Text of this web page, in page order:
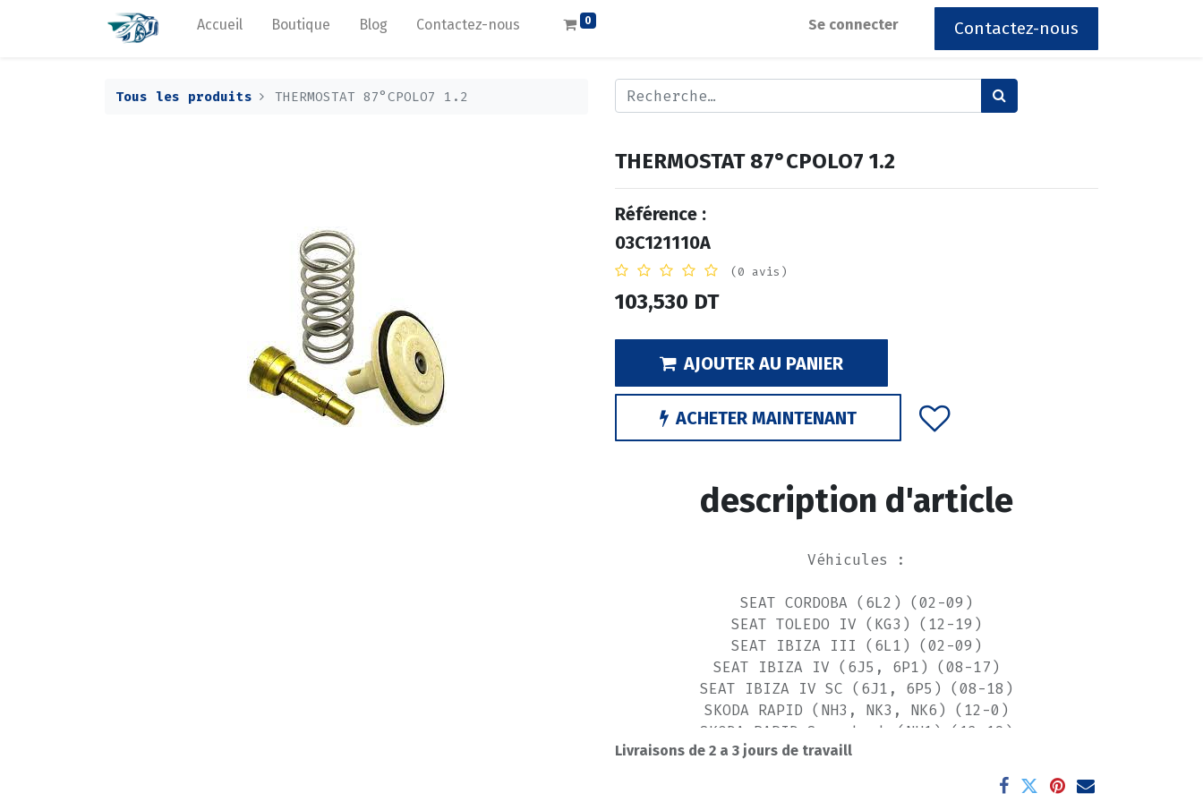
Accueil Boutique Blog Contactez-nous 0 Se connecter Contactez-nous
Tous les produits THERMOSTAT 87°CPOLO7 1.2
THERMOSTAT 87°CPOLO7 1.2
Référence :
03C121110A
(0 avis)
103,530 DT
AJOUTER AU PANIER
ACHETER MAINTENANT
description d'article
Véhicules :
SEAT CORDOBA (6L2) (02-09)
SEAT TOLEDO IV (KG3) (12-19)
SEAT IBIZA III (6L1) (02-09)
SEAT IBIZA IV (6J5, 6P1) (08-17)
SEAT IBIZA IV SC (6J1, 6P5) (08-18)
SKODA RAPID (NH3, NK3, NK6) (12-0)
SKODA RAPID Spaceback (NH1) (12-19)
VW POLO (9N_, 9A_) (01-14)
Livraisons de 2 a 3 jours de travaill